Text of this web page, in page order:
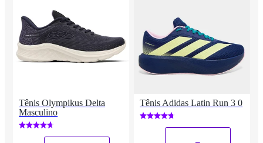
Tênis Olympikus Delta
Masculino
Tênis Adidas Latin Run 3 0